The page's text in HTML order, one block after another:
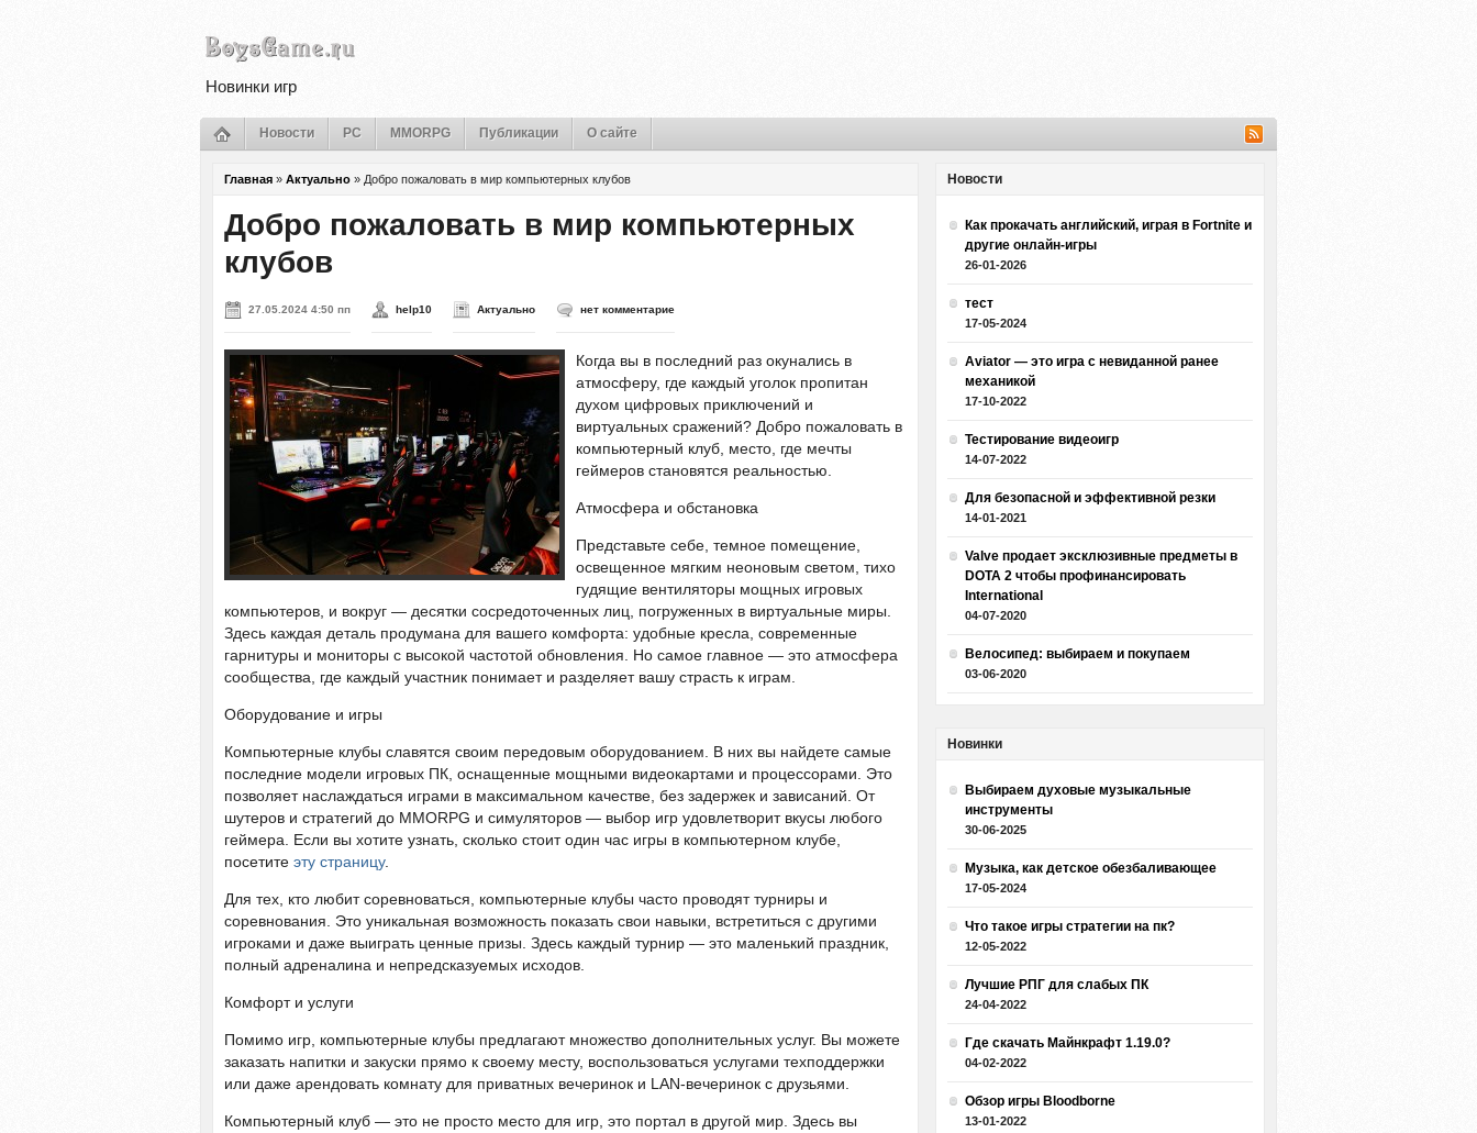
Новинки игр
Новости PC MMORPG Публикации О сайте
Главная » Актуально » Добро пожаловать в мир компьютерных клубов
Добро пожаловать в мир компьютерных
клубов
27.05.2024 4:50 пп help10 Актуально нет комментарие
Когда вы в последний раз окунались в
атмосферу, где каждый уголок пропитан
духом цифровых приключений и
виртуальных сражений? Добро пожаловать в
компьютерный клуб, место, где мечты
геймеров становятся реальностью.
Атмосфера и обстановка
Представьте себе, темное помещение,
освещенное мягким неоновым светом, тихо
гудящие вентиляторы мощных игровых
компьютеров, и вокруг — десятки сосредоточенных лиц, погруженных в виртуальные миры.
Здесь каждая деталь продумана для вашего комфорта: удобные кресла, современные
гарнитуры и мониторы с высокой частотой обновления. Но самое главное — это атмосфера
сообщества, где каждый участник понимает и разделяет вашу страсть к играм.
Оборудование и игры
Компьютерные клубы славятся своим передовым оборудованием. В них вы найдете самые
последние модели игровых ПК, оснащенные мощными видеокартами и процессорами. Это
позволяет наслаждаться играми в максимальном качестве, без задержек и зависаний. От
шутеров и стратегий до MMORPG и симуляторов — выбор игр удовлетворит вкусы любого
геймера. Если вы хотите узнать, сколько стоит один час игры в компьютерном клубе,
посетите эту страницу.
Для тех, кто любит соревноваться, компьютерные клубы часто проводят турниры и
соревнования. Это уникальная возможность показать свои навыки, встретиться с другими
игроками и даже выиграть ценные призы. Здесь каждый турнир — это маленький праздник,
полный адреналина и непредсказуемых исходов.
Комфорт и услуги
Помимо игр, компьютерные клубы предлагают множество дополнительных услуг. Вы можете
заказать напитки и закуски прямо к своему месту, воспользоваться услугами техподдержки
или даже арендовать комнату для приватных вечеринок и LAN-вечеринок с друзьями.
Компьютерный клуб — это не просто место для игр, это портал в другой мир. Здесь вы
Новости
Как прокачать английский, играя в Fortnite и
другие онлайн-игры
26-01-2026
тест
17-05-2024
Aviator — это игра с невиданной ранее
механикой
17-10-2022
Тестирование видеоигр
14-07-2022
Для безопасной и эффективной резки
14-01-2021
Valve продает эксклюзивные предметы в
DOTA 2 чтобы профинансировать
International
04-07-2020
Велосипед: выбираем и покупаем
03-06-2020
Новинки
Выбираем духовые музыкальные
инструменты
30-06-2025
Музыка, как детское обезбаливающее
17-05-2024
Что такое игры стратегии на пк?
12-05-2022
Лучшие РПГ для слабых ПК
24-04-2022
Где скачать Майнкрафт 1.19.0?
04-02-2022
Обзор игры Bloodborne
13-01-2022